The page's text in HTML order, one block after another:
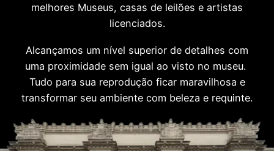
melhores Museus, casas de leilões e artistas
licenciados.
Alcançamos um nível superior de detalhes com
uma proximidade sem igual ao visto no museu.
Tudo para sua reprodução ficar maravilhosa e
transformar seu ambiente com beleza e requinte.